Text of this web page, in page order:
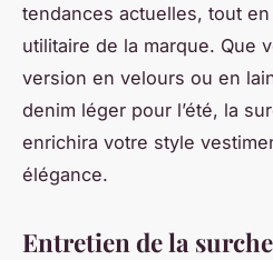
tendances actuelles, tout
utilitaire de la marque. Que
version en velours ou en
denim léger pour l’été, la
enrichira votre style
élégance.
Entretien de la